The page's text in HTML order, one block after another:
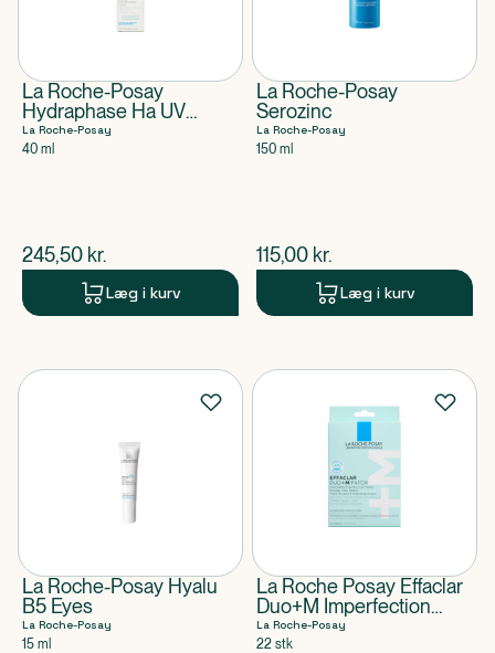
La Roche-Posay
Hydraphase Ha UV
Riche Cream SPF25
La Roche-Posay
40 ml
$nuværende pris
245,50 kr.
Læg i kurv
La Roche-Posay
Serozinc
La Roche-Posay
150 ml
$nuværende pris
115,00 kr.
Læg i kurv
La Roche-Posay Hyalu
B5 Eyes
La Roche-Posay
15 ml
La Roche Posay Effaclar
Duo+M Imperfection
Patch
La Roche-Posay
22 stk